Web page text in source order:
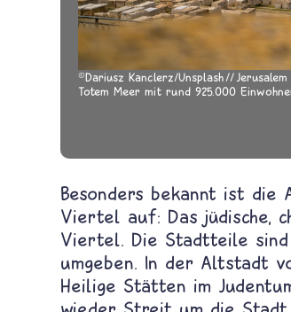
Dariusz Kanclerz/Unsplash
Totem Meer mit rund 925.000
Besonders bekannt ist
Viertel auf: Das jüdische,
Viertel. Die Stadtteile sind
umgeben. In der Altstadt
Heilige Stätten im